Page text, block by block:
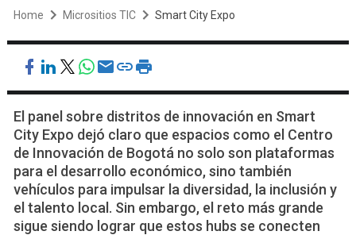
Home Micrositios TIC Smart City Expo
El panel sobre distritos de innovación en Smart
City Expo dejó claro que espacios como el Centro
de Innovación de Bogotá no solo son plataformas
para el desarrollo económico, sino también
vehículos para impulsar la diversidad, la inclusión y
el talento local. Sin embargo, el reto más grande
sigue siendo lograr que estos hubs se conecten